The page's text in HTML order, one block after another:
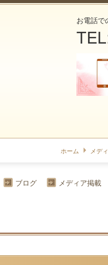
お電話で
ホーム メデ
ブログ メディア掲載